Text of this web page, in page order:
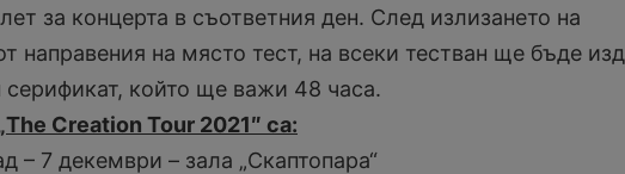
за концерта в съответния ден. След излизането на
направения на място тест, на всеки тестван ще бъде
който ще важи 48 часа.
Creation Tour 2021″ са:
– 7 декември – зала „Скаптопара“